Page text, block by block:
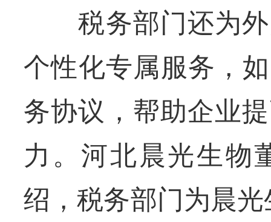
税务部门还为外
个性化专属服务，
务协议，帮助企业
力。河北晨光生物
绍，税务部门为晨